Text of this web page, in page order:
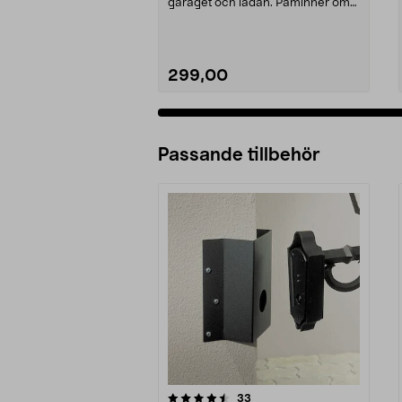
garaget och ladan. Påminner om
299,00
Passande tillbehör
33
4.5av 5 stjärnor